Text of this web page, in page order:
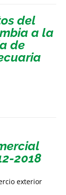
del
a la
de
2018
exterior